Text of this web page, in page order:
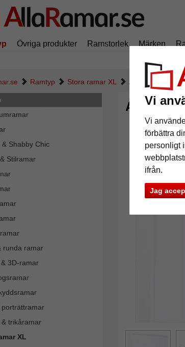
Vi
Vi
förbättra
personligt
ifrån.
Jag
Övriga produkter Ramstorlek Märken
Ramtyp Stora ramar XL Aluminiumram
& Shabby Chic
Stilramar
runda ramar
3D-ramar
porträttramar
trikåramar
XL